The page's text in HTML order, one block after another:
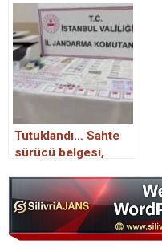
Taner Çetin’in Oğlu
Örsan Çetin de
Tutuklandı
Tutuklandı… Sahte
sürücü belgesi,
belgesi…